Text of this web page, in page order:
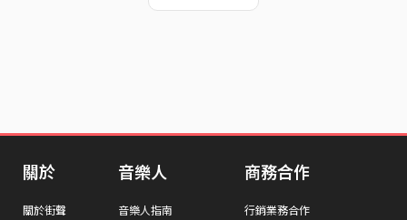
關於
關於街聲
音樂人
音樂人指南
商務合作
行銷業務合作